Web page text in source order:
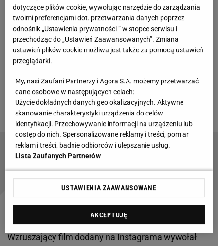
prawdziwy Robert, zdjął maskę
Trzy mistrzostwa kraju, trzy Superpuchary Hiszpanii,
jeden Puchar Króla, 191 rozegranychmeczów, 119
barwachDumy Katalonii. Najbliższe spotkanie
domowe przeciwko Betisowi będzie jego ostatnim
rozegranym na Camp Nou jako piłkarza Barcelony.
Co za rajd, co za asysta! Potulski zaczarował
rywali
Raphinha pięknie żegna Lewandowskiego
Wzruszający film dodany na Instagrama wywołał
dotyczące plików cookie, wywołując narzędzie do zarządzania
twoimi preferencjami dot. przetwarzania danych poprzez
odnośnik „Ustawienia prywatności ” w stopce serwisu i
przechodząc do „Ustawień Zaawansowanych”. Zmiana
ustawień plików cookie możliwa jest także za pomocą ustawień
przeglądarki.
My, nasi Zaufani Partnerzy i Agora S.A. możemy przetwarzać
dane osobowe w następujących celach:
Użycie dokładnych danych geolokalizacyjnych. Aktywne
skanowanie charakterystyki urządzenia do celów
identyfikacji. Przechowywanie informacji na urządzeniu lub
dostęp do nich. Spersonalizowane reklamy i treści, pomiar
reklam i treści, badnie odbiorców i ulepszanie usług.
Lista Zaufanych Partnerów
USTAWIENIA ZAAWANSOWANE
AKCEPTUJĘ